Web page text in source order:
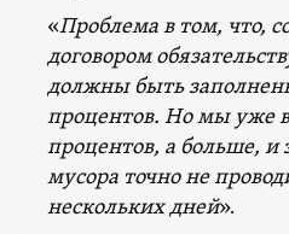
«Проблема в том, что,
договором
должны быть
процентов. Но мы уже
процентов, а больше, и
мусора точно не
нескольких дней».